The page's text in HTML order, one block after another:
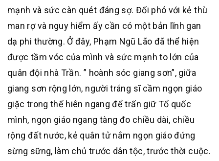
mạnh và sức càn quét đáng sợ. Đối phó với kẻ thù
man rợ và nguy hiểm ấy cần có một bản lĩnh gan
dạ phi thường. Ở đây, Phạm Ngũ Lão đã thể hiện
được tầm vóc của mình và sức mạnh to lớn của
quân đội nhà Trần. ” hoành sóc giang sơn”, giữa
giang sơn rộng lớn, người tráng sĩ cầm ngọn giáo
giặc trong thế hiên ngang để trấn giữ Tổ quốc
mình, ngọn giáo ngang tàng đo chiều dài, chiều
rộng đất nước, kẻ quân tử nắm ngọn giáo đứng
sừng sững, làm chủ trước dân tộc, trước thời cuộc.